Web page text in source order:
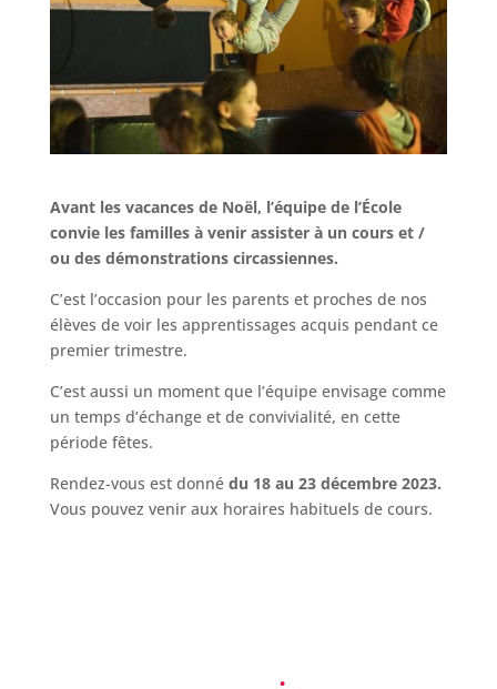
Avant les vacances de Noël, l’équipe de l’École
convie les familles à venir assister à un cours et /
ou des démonstrations circassiennes.
C’est l’occasion pour les parents et proches de nos
élèves de voir les apprentissages acquis pendant ce
premier trimestre.
C’est aussi un moment que l’équipe envisage comme
un temps d’échange et de convivialité, en cette
période fêtes.
Rendez-vous est donné du 18 au 23 décembre 2023.
Vous pouvez venir aux horaires habituels de cours.